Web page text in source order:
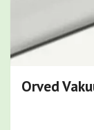
Orved